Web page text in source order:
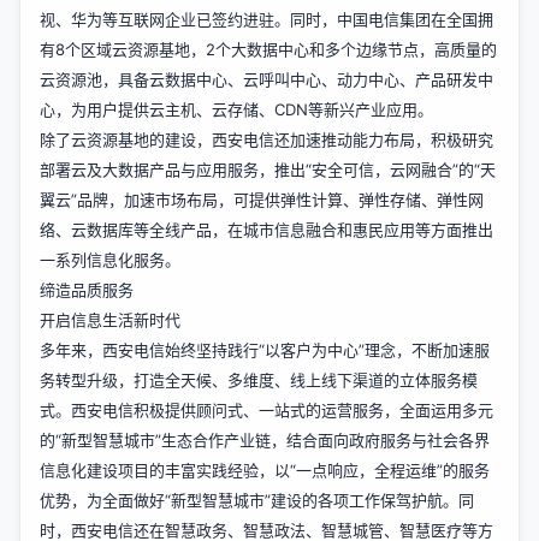
视、华为等互联网企业已签约进驻。同时，中国电信集团在全国拥
有8个区域云资源基地，2个大数据中心和多个边缘节点，高质量的
云资源池，具备云数据中心、云呼叫中心、动力中心、产品研发中
心，为用户提供云主机、云存储、CDN等新兴产业应用。
除了云资源基地的建设，西安电信还加速推动能力布局，积极研究
部署云及大数据产品与应用服务，推出“安全可信，云网融合”的“天
翼云”品牌，加速市场布局，可提供弹性计算、弹性存储、弹性网
络、云数据库等全线产品，在城市信息融合和惠民应用等方面推出
一系列信息化服务。
缔造品质服务
开启信息生活新时代
多年来，西安电信始终坚持践行“以客户为中心”理念，不断加速服
务转型升级，打造全天候、多维度、线上线下渠道的立体服务模
式。西安电信积极提供顾问式、一站式的运营服务，全面运用多元
的“新型智慧城市”生态合作产业链，结合面向政府服务与社会各界
信息化建设项目的丰富实践经验，以“一点响应，全程运维”的服务
优势，为全面做好“新型智慧城市”建设的各项工作保驾护航。同
时，西安电信还在智慧政务、智慧政法、智慧城管、智慧医疗等方